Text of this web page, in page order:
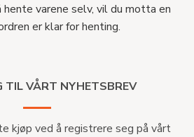
hente varene selv, vil du motta en
er klar for henting.
TIL VÅRT NYHETSBREV
kjøp ved å registrere seg på vårt